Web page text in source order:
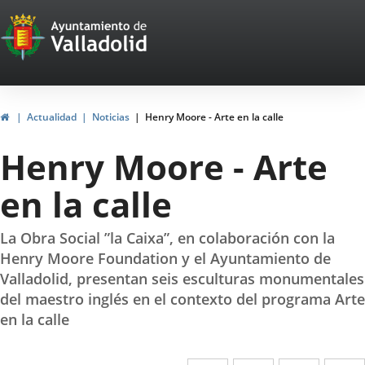
Portal
Web
del
Ayuntamiento
de
Valladolid
HomeActualidad Noticias Henry Moore - Arte en la calle
Henry Moore - Arte
en la calle
La Obra Social ”la Caixa”, en colaboración con la
Henry Moore Foundation y el Ayuntamiento de
Valladolid, presentan seis esculturas monumentales
del maestro inglés en el contexto del programa Arte
en la calle